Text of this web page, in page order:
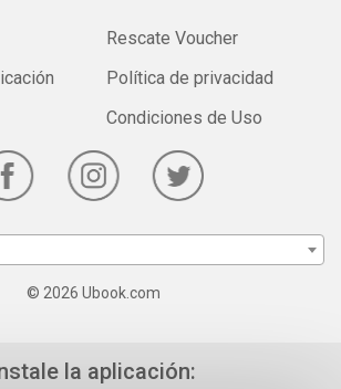
Rescate Voucher
Política de privacidad
Condiciones de Uso
© 2026 Ubook.com
la aplicación: